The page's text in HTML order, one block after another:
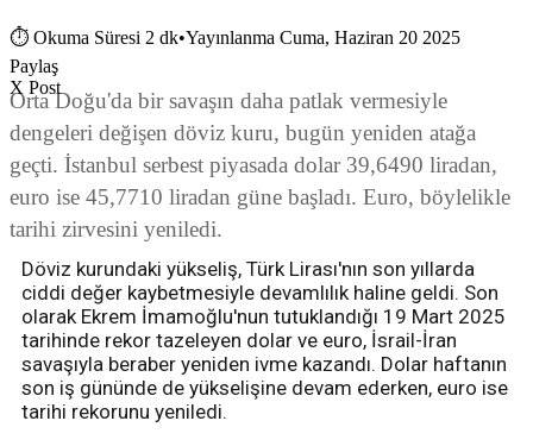
⏱ Okuma Süresi 2 dk•Yayınlanma Cuma, Haziran 20 2025
Paylaş
X Post
Orta Doğu'da bir savaşın daha patlak vermesiyle
dengeleri değişen döviz kuru, bugün yeniden atağa
geçti. İstanbul serbest piyasada dolar 39,6490 liradan,
euro ise 45,7710 liradan güne başladı. Euro, böylelikle
tarihi zirvesini yeniledi.
Döviz kurundaki yükseliş, Türk Lirası'nın son yıllarda
ciddi değer kaybetmesiyle devamlılık haline geldi. Son
olarak Ekrem İmamoğlu'nun tutuklandığı 19 Mart 2025
tarihinde rekor tazeleyen dolar ve euro, İsrail-İran
savaşıyla beraber yeniden ivme kazandı. Dolar haftanın
son iş gününde de yükselişine devam ederken, euro ise
tarihi rekorunu yeniledi.